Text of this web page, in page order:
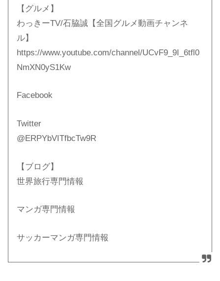
【グルメ】
わっきーTV/石脇誠【全国グルメ動画チャンネ
ル】
https://www.youtube.com/channel/UCvF9_9I_6tfl0
NmXN0yS1Kw
Facebook
Twitter
@ERPYbVITfbcTw9R
【ブログ】
世界旅行専門情報
マンガ専門情報
サッカーマンガ専門情報